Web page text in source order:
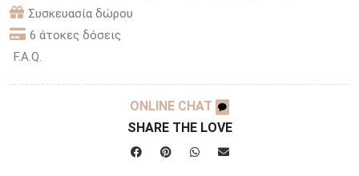
Συσκευασία δώρου
6 άτοκες δόσεις
F.A.Q.
ONLINE CHAT
SHARE THE LOVE